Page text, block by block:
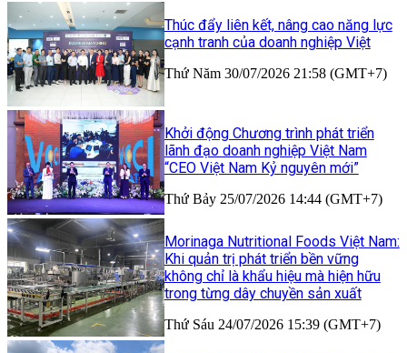
Thúc đẩy liên kết, nâng cao năng lực
cạnh tranh của doanh nghiệp Việt
Thứ Năm 30/07/2026 21:58 (GMT+7)
Khởi động Chương trình phát triển
lãnh đạo doanh nghiệp Việt Nam
“CEO Việt Nam Kỷ nguyên mới”
Thứ Bảy 25/07/2026 14:44 (GMT+7)
Morinaga Nutritional Foods Việt Nam:
Khi quản trị phát triển bền vững
không chỉ là khẩu hiệu mà hiện hữu
trong từng dây chuyền sản xuất
Thứ Sáu 24/07/2026 15:39 (GMT+7)